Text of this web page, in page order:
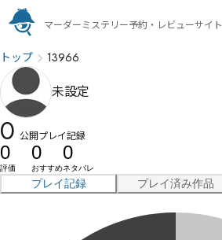
マーダーミステリー予約・レビューサイト
トップ 13966
未設定
0 公開プレイ記録
0
評価
0
おすすめ
0
ネタバレ
プレイ記録 プレイ済み作品